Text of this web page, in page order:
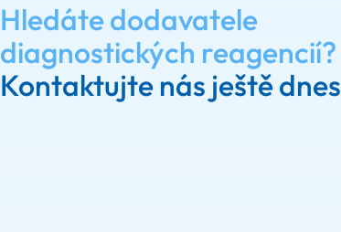
Hledáte dodavatele
diagnostických reagencií?
Kontaktujte nás ještě dnes